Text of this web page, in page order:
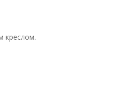
креслом.